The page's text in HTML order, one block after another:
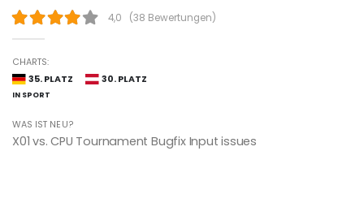
4,0 (38 Bewertungen)
CHARTS:
35. PLATZ
30. PLATZ
IN SPORT
WAS IST NEU?
X01 vs. CPU Tournament Bugfix Input issues